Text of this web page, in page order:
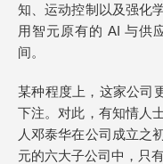
知、运动控制以及强化
用智元原有的 AI 与供
间。
某种程度上，这家公司
下注。对此，有知情人
人邓泰华在公司成立之
元的六大子公司中，只